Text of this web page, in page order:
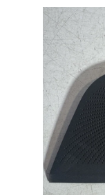
produktu
je
0,0
z
5
hvězdiček.